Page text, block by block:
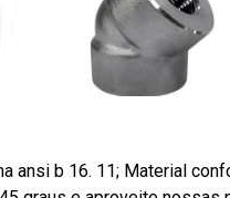
ansi b 16. 11; Material